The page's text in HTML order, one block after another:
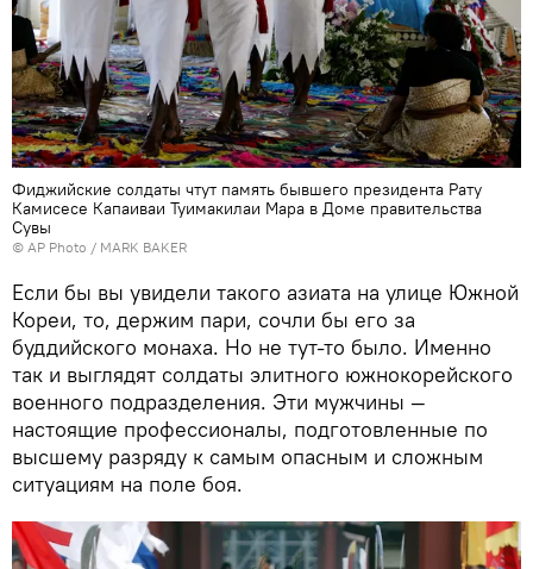
Фиджийские солдаты чтут память бывшего президента Рату
Камисесе Капаиваи Туимакилаи Мара в Доме правительства
Сувы
© AP Photo / MARK BAKER
Если бы вы увидели такого азиата на улице Южной
Кореи, то, держим пари, сочли бы его за
буддийского монаха. Но не тут-то было. Именно
так и выглядят солдаты элитного южнокорейского
военного подразделения. Эти мужчины —
настоящие профессионалы, подготовленные по
высшему разряду к самым опасным и сложным
ситуациям на поле боя.